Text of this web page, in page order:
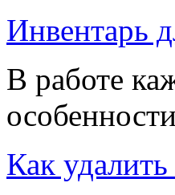
Инвентарь
В работе
Как